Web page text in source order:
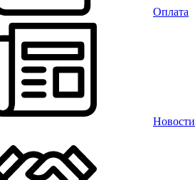
Оплата
Новости